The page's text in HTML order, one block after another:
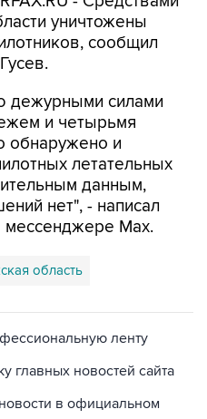
уничтожены
сообщил
дежурными силами
и четырьмя
обнаружено и
летательных
данным,
нет", - написал
мессенджере Max.
область
ленту
главных новостей сайта
в официальном